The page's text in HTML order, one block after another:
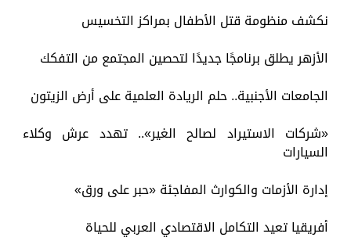
نكشف منظومة قتل الأطفال بمراكز التخسيس
الأزهر يطلق برنامجًا جديدًا لتحصين المجتمع من التفكك
الجامعات الأجنبية.. حلم الريادة العلمية على أرض الزيتون
«شركات الاستيراد لصالح الغير».. تهدد عرش وكلاء
السيارات
إدارة الأزمات والكوارث المفاجئة «حبر على ورق»
أفريقيا تعيد التكامل الاقتصادي العربي للحياة